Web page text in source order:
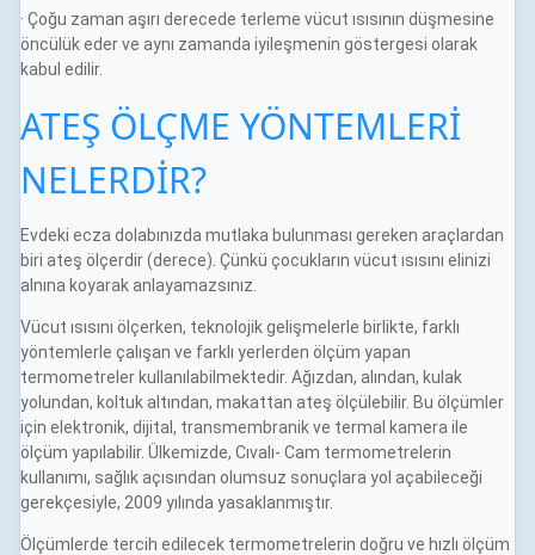
· Çoğu zaman aşırı derecede terleme vücut ısısının düşmesine
öncülük eder ve aynı zamanda iyileşmenin göstergesi olarak
kabul edilir.
ATEŞ ÖLÇME YÖNTEMLERİ
NELERDİR?
Evdeki ecza dolabınızda mutlaka bulunması gereken araçlardan
biri ateş ölçerdir (derece). Çünkü çocukların vücut ısısını elinizi
alnına koyarak anlayamazsınız.
Vücut ısısını ölçerken, teknolojik gelişmelerle birlikte, farklı
yöntemlerle çalışan ve farklı yerlerden ölçüm yapan
termometreler kullanılabilmektedir. Ağızdan, alından, kulak
yolundan, koltuk altından, makattan ateş ölçülebilir. Bu ölçümler
için elektronik, dijital, transmembranik ve termal kamera ile
ölçüm yapılabilir. Ülkemizde, Cıvalı- Cam termometrelerin
kullanımı, sağlık açısından olumsuz sonuçlara yol açabileceği
gerekçesiyle, 2009 yılında yasaklanmıştır.
Ölçümlerde tercih edilecek termometrelerin doğru ve hızlı ölçüm